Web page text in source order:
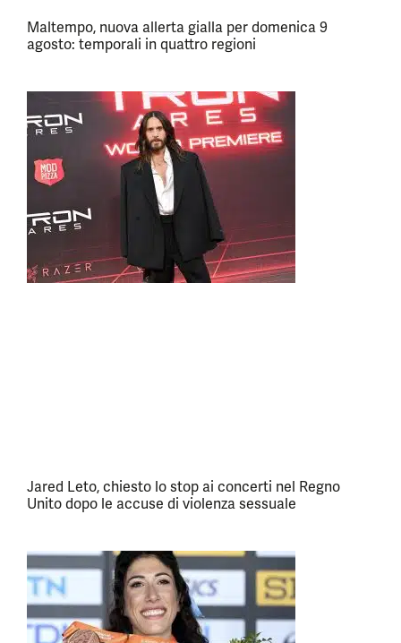
Maltempo, nuova allerta gialla per domenica 9
agosto: temporali in quattro regioni
Jared Leto, chiesto lo stop ai concerti nel Regno
Unito dopo le accuse di violenza sessuale